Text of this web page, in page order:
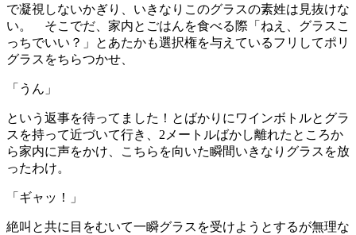
で凝視しないかぎり、いきなりこのグラスの素姓は見抜けな
い。 そこでだ、家内とごはんを食べる際「ねえ、グラスこ
っちでいい？」とあたかも選択権を与えているフリしてポリ
グラスをちらつかせ、
「うん」
という返事を待ってました！とばかりにワインボトルとグラ
スを持って近づいて行き、2メートルばかし離れたところか
ら家内に声をかけ、こちらを向いた瞬間いきなりグラスを放
ったわけ。
「ギャッ！」
絶叫と共に目をむいて一瞬グラスを受けようとするが無理な